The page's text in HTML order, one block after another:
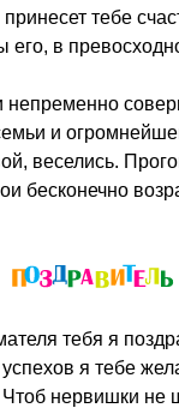
тебе
его, в
непременно
и
веселись.
бесконечно
тебя я
я тебе
Чтоб нервишки не